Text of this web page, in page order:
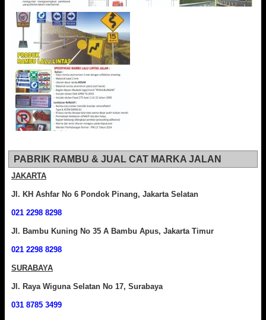
PABRIK RAMBU & JUAL CAT MARKA JALAN
JAKARTA
Jl. KH Ashfar No 6 Pondok Pinang, Jakarta Selatan
021 2298 8298
Jl. Bambu Kuning No 35 A Bambu Apus, Jakarta Timur
021 2298 8298
SURABAYA
Jl. Raya Wiguna Selatan No 17, Surabaya
031 8785 3499